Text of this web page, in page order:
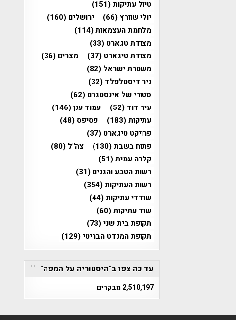
טיול עתיקות(151)
יולי שוורץ(66) ירושלים (160)
מלחמת העצמאות(114)
מצודת טגארט (33)
מצודת טיגארט (37) מצרים (36)
משטרת ישראל (82)
ניר דיסטלפלד (32)
סטורי של אינסטגרם (62)
עיר דוד (52) עמוד ענן(146)
עתיקות(183) פסיפס(48)
פרויקט טיגארט (37)
פתוח בשבת(130) צה"ל (80)
קלרה עמית(51)
רשות הטבע והגנים (31)
רשות העתיקות(354)
שודדי עתיקות(44)
שוד עתיקות(60)
תקופת בית שני(73)
תקופת המנדט הבריטי(129)
עד כה צפו ב"היסטוריה על המפה"
2,510,197 מבקרים